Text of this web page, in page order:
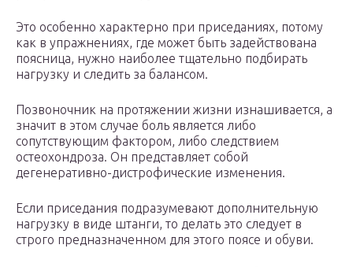
Это особенно характерно при приседаниях, потому
как в упражнениях, где может быть задействована
поясница, нужно наиболее тщательно подбирать
нагрузку и следить за балансом.
Позвоночник на протяжении жизни изнашивается, а
значит в этом случае боль является либо
сопутствующим фактором, либо следствием
остеохондроза. Он представляет собой
дегенеративно-дистрофические изменения.
Если приседания подразумевают дополнительную
нагрузку в виде штанги, то делать это следует в
строго предназначенном для этого поясе и обуви.